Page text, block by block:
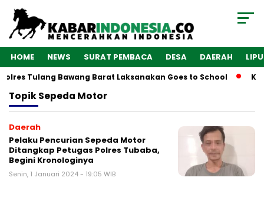
HOME NEWS SURAT PEMBACA DESA DAERAH
Tulang Bawang Barat Laksanakan Goes to School
TopikSepeda Motor
Daerah
Pelaku Pencurian Sepeda Motor
Ditangkap Petugas Polres Tubaba,
Begini Kronologinya
Senin, 1 Januari 2024 - 19:05 WIB